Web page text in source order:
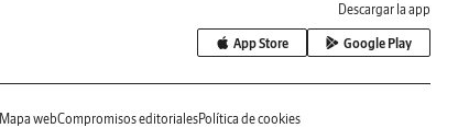
Descargar la app
App Store Google Play
Mapa webCompromisos editorialesPolítica de cookies